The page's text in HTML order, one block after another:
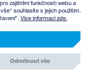
zajištění funkčnosti webu a
souhlasíte s jejich použitím.
Více informací zde.
Odmítnout vše